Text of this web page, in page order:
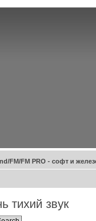
FM/FM PRO - софт и
тихий звук